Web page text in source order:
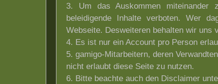
3. Um das Auskommen miteinander
beleidigende Inhalte verboten. Wer
Webseite. Desweiteren behalten wir uns
4. Es ist nur ein Account pro Person
5. gamigo-Mitarbeitern, deren
nicht erlaubt diese Seite zu nutzen.
6. Bitte beachte auch den Disclaimer